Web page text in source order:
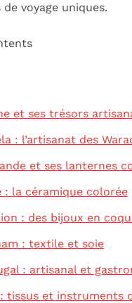
voyage uniques.
et ses trésors
: l’artisanat des
et ses lanternes
: la céramique colorée
: des bijoux en
: textile et soie
: artisanal et
tissus et instruments